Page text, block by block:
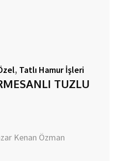
, Tatlı Hamur İşleri
TUZLU
Kenan Özman